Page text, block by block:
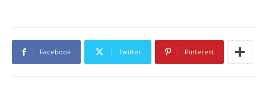
Facebook Twitter Pinterest